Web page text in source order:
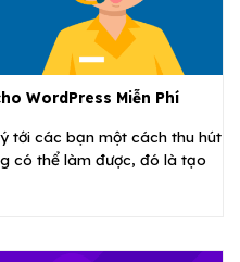
WordPress Miễn Phí
tới các bạn một cách thu hút
có thể làm được, đó là tạo